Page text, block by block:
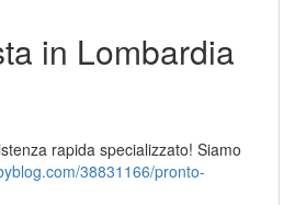
in Lombardia
rapida specializzato! Siamo
38831166/pronto-